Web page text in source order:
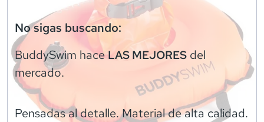
No sigas buscando:
BuddySwim haceLAS MEJORES del
mercado.
Pensadas al detalle. Material de alta calidad.